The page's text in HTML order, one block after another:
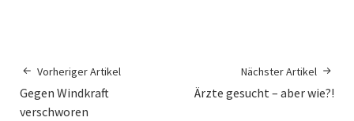
Vorheriger Artikel
Gegen Windkraft
verschworen
Nächster Artikel
Ärzte gesucht – aber wie?!